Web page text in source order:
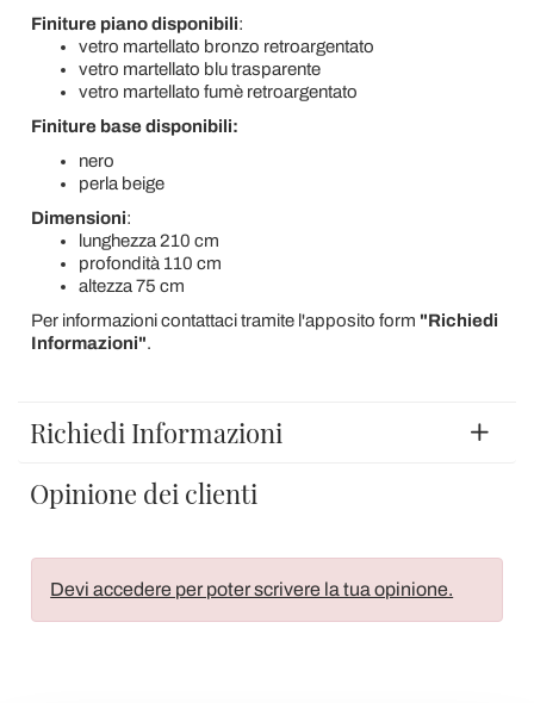
Finiture piano disponibili:
vetro martellato bronzo retroargentato
vetro martellato blu trasparente
vetro martellato fumè retroargentato
Finiture base disponibili:
nero
perla beige
Dimensioni:
lunghezza 210 cm
profondità 110 cm
altezza 75 cm
Per informazioni contattaci tramite l'apposito form "Richiedi
Informazioni".
Richiedi Informazioni
Opinione dei clienti
Devi accedere per poter scrivere la tua opinione.